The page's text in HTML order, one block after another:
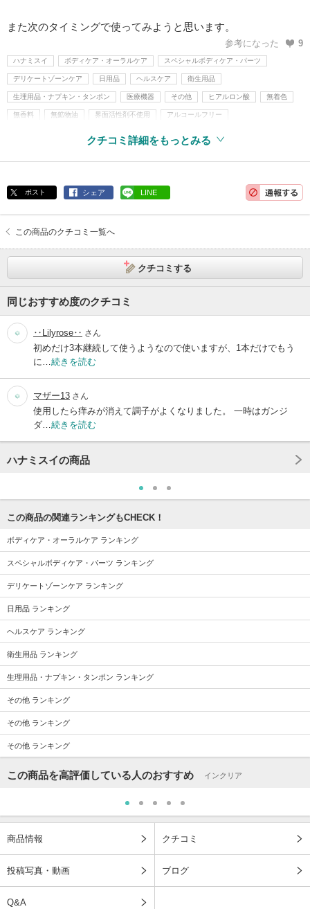
また次のタイミングで使ってみようと思います。
参考になった 9
ハナミスイ ボディケア・オーラルケア スペシャルボディケア・パーツ
デリケートゾーンケア 日用品 ヘルスケア 衛生用品
生理用品・ナプキン・タンポン 医療機器 その他 ヒアルロン酸 無着色
無香料 無鉱物油 界面活性剤不使用 アルコールフリー
クチコミ詳細をもっとみる
ポスト シェア LINE
この商品のクチコミ一覧へ
クチコミする
同じおすすめ度のクチコミ
‥Lilyrose‥ さん
初めだけ3本継続して使うようなので使いますが、1本だけでもう
に… 続きを読む
マザー13 さん
使用したら痒みが消えて調子がよくなりました。 一時はガンジ
ダ… 続きを読む
ハナミスイの商品
この商品の関連ランキングもCHECK！
ボディケア・オーラルケア ランキング
スペシャルボディケア・パーツ ランキング
デリケートゾーンケア ランキング
日用品 ランキング
ヘルスケア ランキング
衛生用品 ランキング
生理用品・ナプキン・タンポン ランキング
その他 ランキング
その他 ランキング
その他 ランキング
この商品を高評価している人のおすすめ インクリア
商品情報 クチコミ
投稿写真・動画 ブログ
Q&A